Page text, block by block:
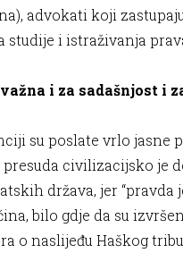
advokati koji
studije i istraživanja
i za sadašnjost i
su poslate vrlo jasne
civilizacijsko je
država, jer “pravda
bilo gdje da su
o naslijeđu Haškog